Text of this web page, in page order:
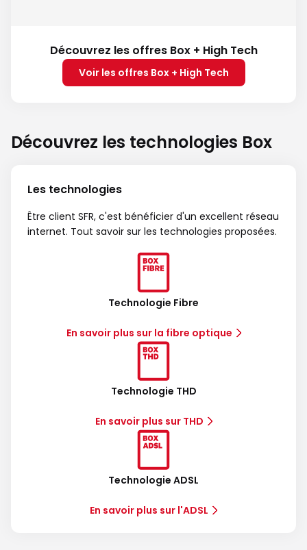
Découvrez les offres Box + High Tech
Voir les offres Box + High Tech
Découvrez les technologies Box
Les technologies
Être client SFR, c'est bénéficier d'un excellent réseau
internet. Tout savoir sur les technologies proposées.
Technologie Fibre
En savoir plus sur la fibre optique
Technologie THD
En savoir plus sur THD
Technologie ADSL
En savoir plus sur l'ADSL